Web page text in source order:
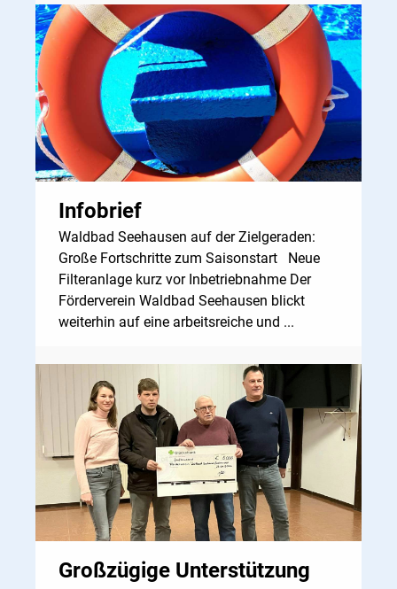
Infobrief
Waldbad Seehausen auf der Zielgeraden:
Große Fortschritte zum Saisonstart Neue
Filteranlage kurz vor Inbetriebnahme Der
Förderverein Waldbad Seehausen blickt
weiterhin auf eine arbeitsreiche und ...
Großzügige Unterstützung